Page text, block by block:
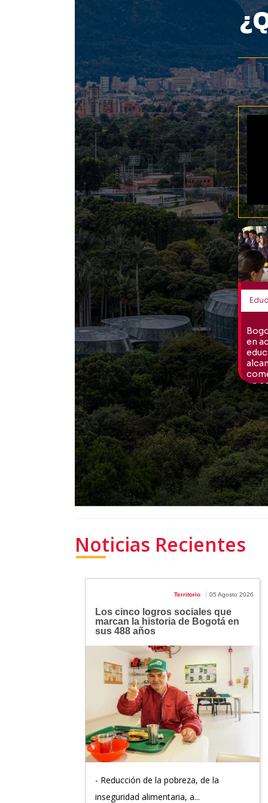
Noticias Recientes
Territorio 05 Agosto 2026
Los cinco logros sociales que
marcan la historia de Bogotá en
sus 488 años
- Reducción de la pobreza, de la
inseguridad alimentaria, a...